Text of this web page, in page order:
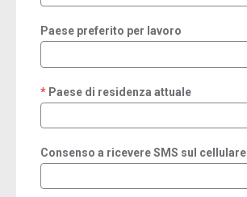
Paese preferito per lavoro
Paese di residenza attuale
required
Consenso a ricevere SMS sul cellulare